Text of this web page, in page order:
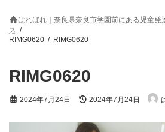
はればれ｜奈良県奈良市学園前にある児童
ス
RIMG0620
RIMG0620
RIMG0620
2024年7月24日
最
新
2024年7月24日